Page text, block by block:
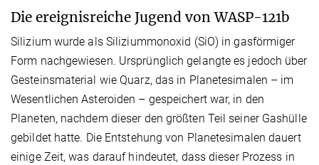
Die ereignisreiche Jugend von WASP-121b
Silizium wurde als Siliziummonoxid (SiO) in gasförmiger
Form nachgewiesen. Ursprünglich gelangte es jedoch über
Gesteinsmaterial wie Quarz, das in Planetesimalen – im
Wesentlichen Asteroiden – gespeichert war, in den
Planeten, nachdem dieser den größten Teil seiner Gashülle
gebildet hatte. Die Entstehung von Planetesimalen dauert
einige Zeit, was darauf hindeutet, dass dieser Prozess in